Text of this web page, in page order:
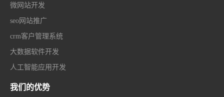
微网站开发
seo网站推广
crm客户管理系统
大数据软件开发
人工智能应用开发
我们的优势